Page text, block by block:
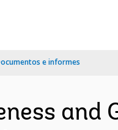
e informes
and